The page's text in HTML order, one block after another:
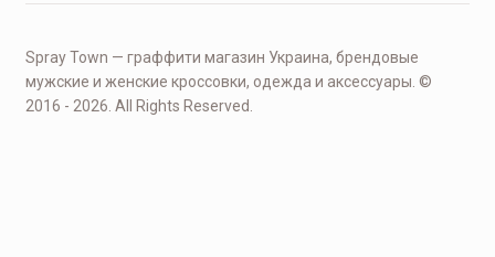
Spray Town — граффити магазин Украина, брендовые
мужские и женские кроссовки, одежда и аксессуары. ©
2016 - 2026. All Rights Reserved.